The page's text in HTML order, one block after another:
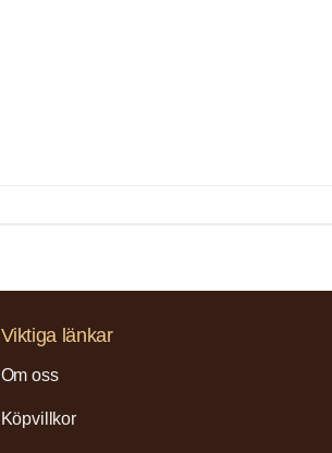
Viktiga länkar
Om oss
Köpvillkor